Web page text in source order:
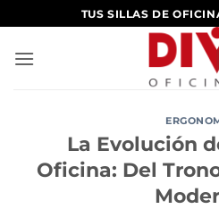
al
contenido
TUS SILLAS DE
La Evolución
Oficina: Del